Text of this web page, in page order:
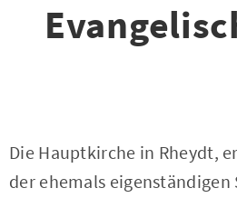
Die Hauptkirche in Rheydt,
der ehemals